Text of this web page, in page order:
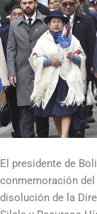
El presidente de
conmemoración del
disolución de la